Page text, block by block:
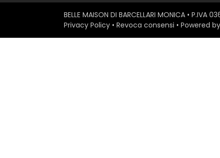
BELLE MAISON DI BARCELLARI MONICA • P.IVA
Privacy Policy • Revoca consensi • Powered